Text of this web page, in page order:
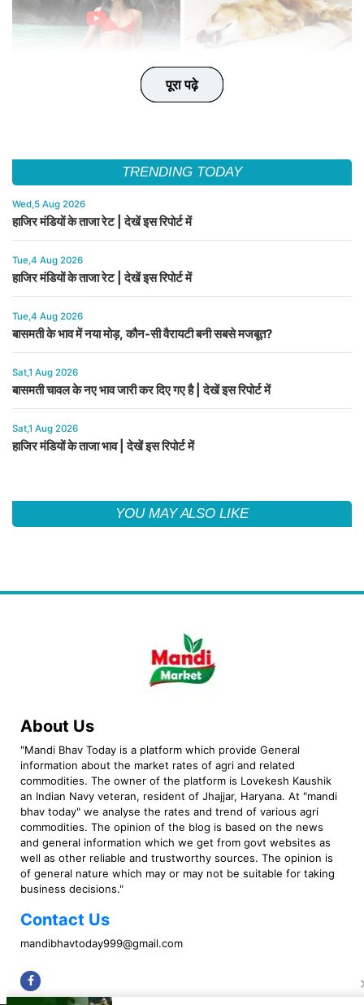
पूरा पढ़े
पूरा पढ़े
पूरा पढ़े
पूरा पढ़े
पूरा पढ़े
TRENDING TODAY
Wed,5 Aug 2026
हाजिर मंडियों के ताजा रेट | देखें इस रिपोर्ट में
Tue,4 Aug 2026
हाजिर मंडियों के ताजा रेट | देखें इस रिपोर्ट में
Tue,4 Aug 2026
बासमती के भाव में नया मोड़, कौन-सी वैरायटी बनी सबसे मजबूत?
Sat,1 Aug 2026
बासमती चावल के नए भाव जारी कर दिए गए है | देखें इस रिपोर्ट में
Sat,1 Aug 2026
हाजिर मंडियों के ताजा भाव | देखें इस रिपोर्ट में
YOU MAY ALSO LIKE
About Us
"Mandi Bhav Today is a platform which provide General
information about the market rates of agri and related
commodities. The owner of the platform is Lovekesh Kaushik
an Indian Navy veteran, resident of Jhajjar, Haryana. At "mandi
bhav today" we analyse the rates and trend of various agri
commodities. The opinion of the blog is based on the news
and general information which we get from govt websites as
well as other reliable and trustworthy sources. The opinion is
of general nature which may or may not be suitable for taking
business decisions."
Contact Us
mandibhavtoday999@gmail.com